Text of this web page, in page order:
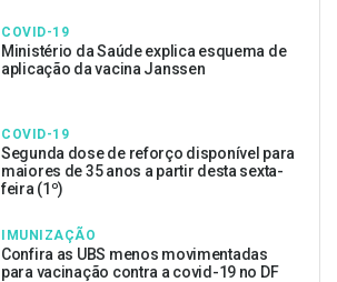
COVID-19
Ministério da Saúde explica esquema de
aplicação da vacina Janssen
COVID-19
Segunda dose de reforço disponível para
maiores de 35 anos a partir desta sexta-
feira (1º)
IMUNIZAÇÃO
Confira as UBS menos movimentadas
para vacinação contra a covid-19 no DF